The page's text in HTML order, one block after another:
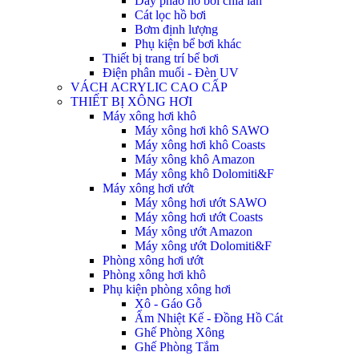
Cát lọc hồ bơi
Bơm định lượng
Phụ kiện bể bơi khác
Thiết bị trang trí bể bơi
Điện phân muối - Đèn UV
VÁCH ACRYLIC CAO CẤP
THIẾT BỊ XÔNG HƠI
Máy xông hơi khô
Máy xông hơi khô SAWO
Máy xông hơi khô Coasts
Máy xông khô Amazon
Máy xông khô Dolomiti&F
Máy xông hơi ướt
Máy xông hơi ướt SAWO
Máy xông hơi ướt Coasts
Máy xông ướt Amazon
Máy xông ướt Dolomiti&F
Phòng xông hơi ướt
Phòng xông hơi khô
Phụ kiện phòng xông hơi
Xô - Gáo Gỗ
Ẩm Nhiệt Kế - Đồng Hồ Cát
Ghế Phòng Xông
Ghế Phòng Tắm